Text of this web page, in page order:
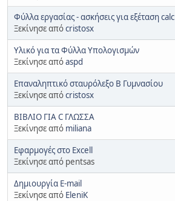
Φύλλα εργασίας - ασκήσεις για εξέταση calc
Ξεκίνησε απόcristosx
Υλικό για τα Φύλλα Υπολογισμών
Ξεκίνησε απόaspd
Επαναληπτικό σταυρόλεξο Β Γυμνασίου
Ξεκίνησε απόcristosx
ΒΙΒΛΙΟ ΓΙΑ C ΓΛΩΣΣΑ
Ξεκίνησε από miliana
Εφαρμογές στο Excell
Ξεκίνησε από pentsas
Δημιουργία Ε-mail
Ξεκίνησε από EleniK